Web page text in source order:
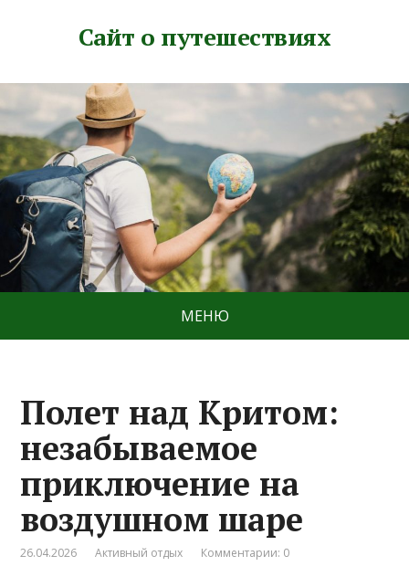
Сайт о путешествиях
МЕНЮ
Полет над Критом:
незабываемое
приключение на
воздушном шаре
26.04.2026 Активный отдых Комментарии: 0